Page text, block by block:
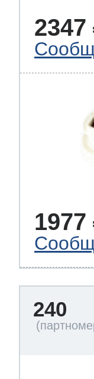
2347
1977
240